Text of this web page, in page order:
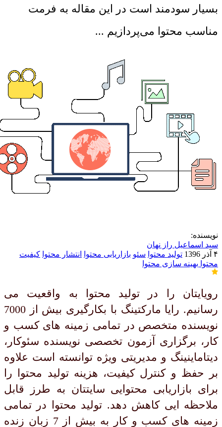
بسیار سودمند است در این مقاله به فرمت
مناسب محتوا می‌پردازیم ...
نویسنده:
سید اسماعیل راز نهان
۴ آذر 1396
تولید محتوا سئو بازاریابی محتوا انتشار محتوا کیفیت
محتوا بهینه سازی محتوا
رویایتان را در تولید محتوا به واقعیت می
رسانیم. رایا مارکتینگ با بکارگیری بیش از 7000
نویسنده متخصص در تمامی زمینه های کسب و
کار، برگزاری آزمون تخصصی نویسنده سئوکار،
دیتاماینینگ و مدیریتی ویژه توانسته است علاوه
بر حفظ و کنترل کیفیت، هزینه تولید محتوا را
برای بازاریابی محتوایی سایتتان به طرز قابل
ملاحظه ایی کاهش دهد. تولید محتوا در تمامی
زمینه های کسب و کار به بیش از 7 زبان زنده